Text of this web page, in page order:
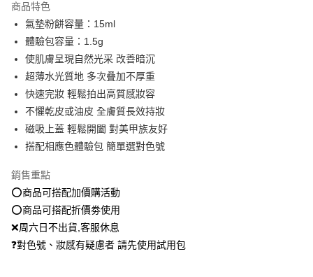
Apple Pay
街口支付
悠遊付
Google Pay
全盈+PAY
大哥付你分期
【大哥付你分期使用說明】
1.本服務由台灣大哥大提供，台灣大哥大用戶可立即使用無須另外申請。
2.付款方式選擇「大哥付你分期」，訂單成立後會自動跳轉到大哥付的交易
流程，驗證手機門號後，選擇欲分期的期數、繳款截止日，確認付款後即完
成交易。
3.實際核准額度、可分期數及費用金額請依後續交易確認頁面所載為準。
AFTEE先享後付
相關說明
【關於「AFTEE先享後付」】
AFTEE先享後付是「在收到商品之後才付款」的支付方式。 讓您購物簡單
便利好安心！
商品特色
氣墊粉餅容量：15ml
體驗包容量：1.5g
使肌膚呈現自然光采 改善暗沉
超薄水光質地 多次叠加不厚重
快速完妝 輕鬆拍出高質感妝容
不懼乾皮或油皮 全膚質長效持妝
磁吸上蓋 輕鬆開闔 對美甲族友好
搭配相應色體驗包 簡單選對色號
銷售重點
⭕️商品可搭配加價購活動
⭕️商品可搭配折價劵使用
❌周六日不出貨,客服休息
❓對色號、妝感有疑慮者 請先使用試用包